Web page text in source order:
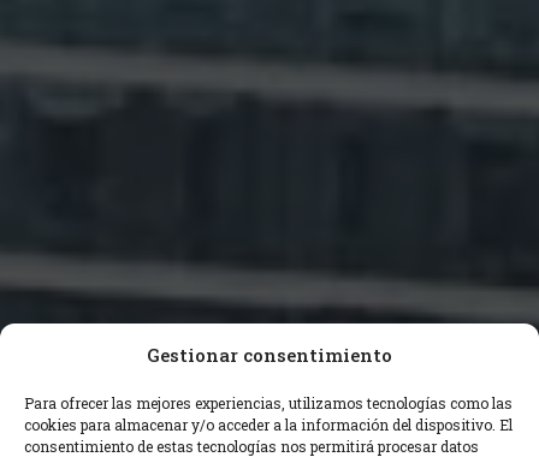
Gestionar consentimiento
Para ofrecer las mejores experiencias, utilizamos tecnologías como las
cookies para almacenar y/o acceder a la información del dispositivo. El
consentimiento de estas tecnologías nos permitirá procesar datos